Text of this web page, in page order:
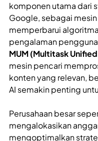
komponen utama dari
Google, sebagai
memperbarui
pengalaman
MUM (Multitask
mesin pencari
konten yang relevan,
AI semakin penting
Perusahaan besar
mengalokasikan
mengoptimalkan